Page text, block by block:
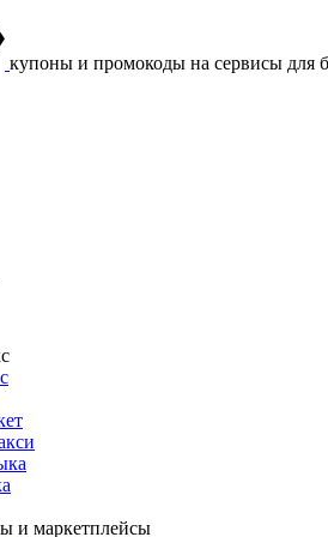
купоны и промокоды на сервисы для
и маркетплейсы